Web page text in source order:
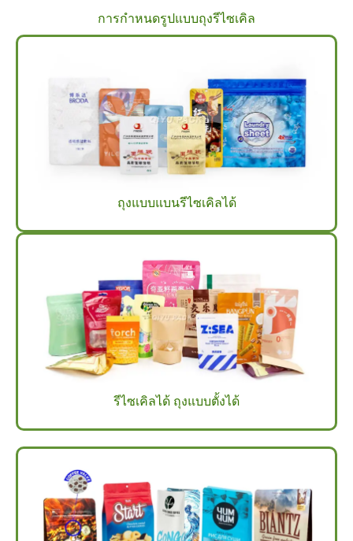
การกำหนดรูปแบบถุงรีไซเคิล
ถุงแบบแบนรีไซเคิลได้
รีไซเคิลได้ ถุงแบบตั้งได้